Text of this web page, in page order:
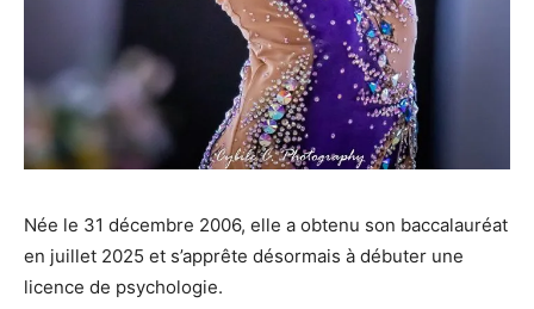
Née le 31 décembre 2006, elle a obtenu son baccalauréat
en juillet 2025 et s’apprête désormais à débuter une
licence de psychologie.